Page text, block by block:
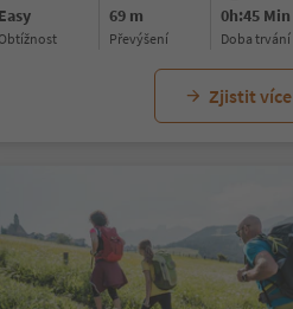
Easy
Obtížnost
69 m
Převýšení
0h:45 Min
doba trvání
Zjistit více